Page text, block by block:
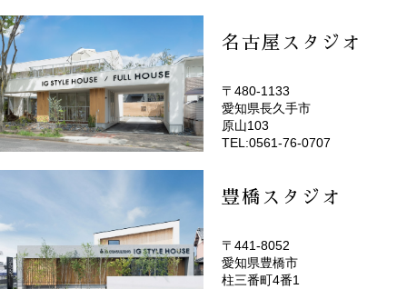
名古屋スタジオ
(EMOTOP名古屋)
〒480-1133
愛知県長久手市
原山103
TEL:0561-76-0707
豊橋スタジオ
(EMOTOP豊橋)
〒441-8052
愛知県豊橋市
柱三番町4番1